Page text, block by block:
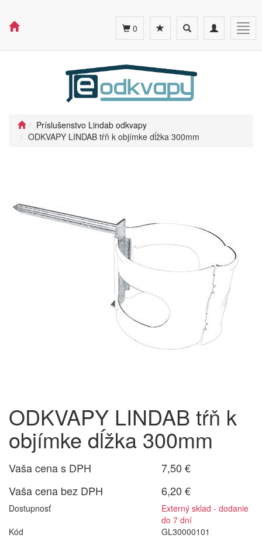
Toggle
navigation
Toggle
search
0
Príslušenstvo Lindab odkvapy
ODKVAPY LINDAB tŕň k objímke dĺžka 300mm
ODKVAPY LINDAB tŕň k
objímke dĺžka 300mm
Vaša cena s DPH
7,50 €
Vaša cena bez DPH
6,20 €
Dostupnosť
Externý sklad - dodanie
do 7 dní
Kód
GL30000101